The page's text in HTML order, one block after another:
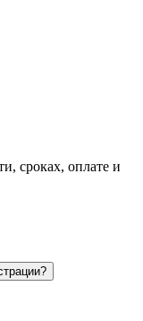
сроках, оплате и